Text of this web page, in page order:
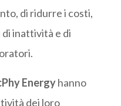
di ridurre i costi,
di inattività e di
Energyhanno
dei loro